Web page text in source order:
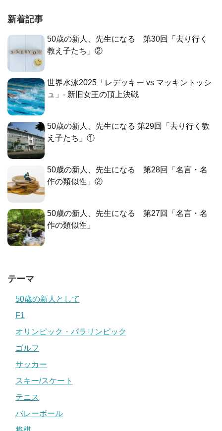
新着記事
50歳の新人、先生になる 第30回「去り行く
教え子たち」②
世界水泳2025「レデッキー vs マッキントッシ
ュ」- 新旧女王の頂上決戦
50歳の新人、先生になる 第29回「去り行く教
え子たち」①
50歳の新人、先生になる 第28回「名言・名
作の類似性」②
50歳の新人、先生になる 第27回「名言・名
作の類似性」
テーマ
50歳の新人として
F1
オリンピック・パラリンピック
ゴルフ
サッカー
スキー/スケート
テニス
バレーボール